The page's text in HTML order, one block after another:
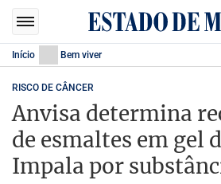
Início Bem viver
RISCO DE CÂNCER
Anvisa determina
de esmaltes em gel
Impala por